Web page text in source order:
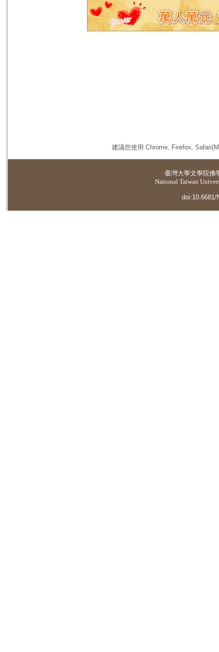
建議您使用 Chrome, Firefox,
臺灣大學文學院佛
National Taiwan
doi:10.6681/